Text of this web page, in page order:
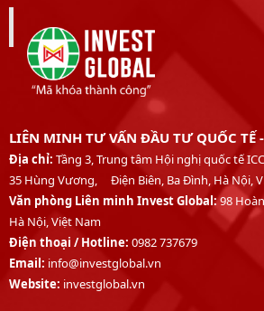
Phú Thọ
Bắc Ninh
Hưng Yên
Thanh Hóa
Nghệ An
Hà Tĩnh
Quảng Trị
Thừa Thiên Huế
Quảng Ngãi
Khánh Hòa
Gia Lai
LIÊN MINH TƯ VẤN ĐẦU TƯ QUỐC TẾ
Địa chỉ: Tầng 3, Trung tâm Hội nghị quốc tế
35 Hùng Vương, Điện Biên, Ba Đình, Hà Nội,
Văn phòng Liên minh Invest Global:98
Hà Nội, Việt Nam
Điện thoại /Hotline: 0982 737679
Email: info@investglobal.vn
Website: investglobal.vn